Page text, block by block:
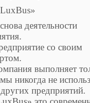
деятельности
со своим
выполняет
никогда не
предприятий.